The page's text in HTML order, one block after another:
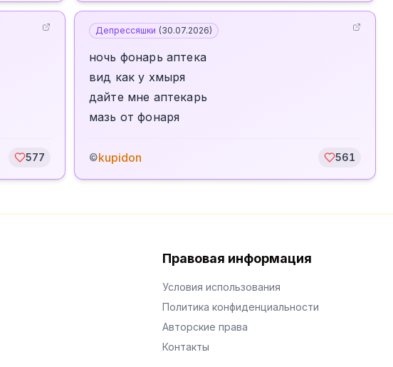
577
Депрессяшки (30.07.2026)
ночь фонарь аптека
вид как у хмыря
дайте мне аптекарь
мазь от фонаря
©kupidon 561
Правовая информация
Условия использования
Политика конфиденциальности
Авторские права
Контакты